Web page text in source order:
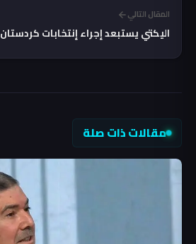
المقال التالي
اليكتي يستبعد إجراء إنتخابات كردستان
مقالات ذات صلة